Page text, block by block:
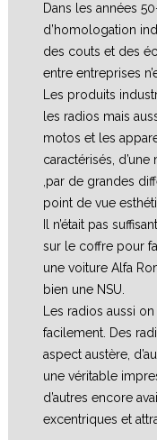
Dans les années
d’homologation
des couts et des
entre entreprises
Les produits
les radios mais
motos et les
caractérisés,
,par de grandes
point de vue
Il n’était pas
sur le coffre pour
une voiture Alfa
bien une NSU.
Les radios aussi
facilement. Des
aspect austère,
une véritable
d’autres encore
excentriques et